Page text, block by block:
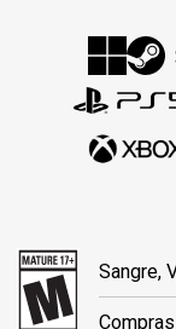
Sangre,